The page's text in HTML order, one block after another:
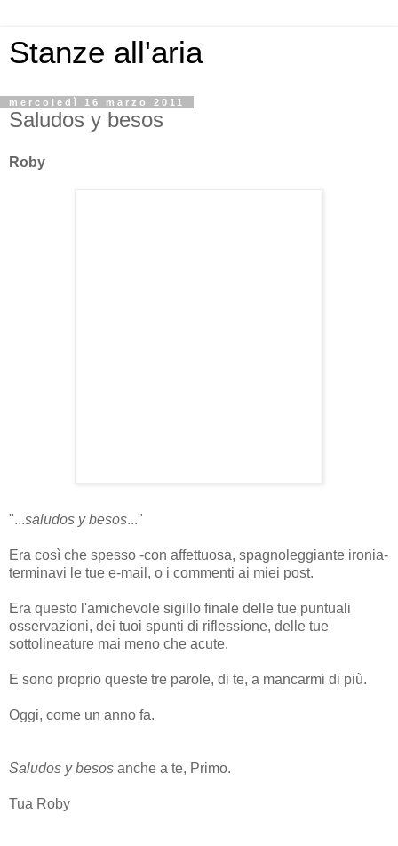
Stanze all'aria
mercoledì 16 marzo 2011
Saludos y besos
Roby
"...saludos y besos..."
Era così che spesso -con affettuosa, spagnoleggiante ironia-
terminavi le tue e-mail, o i commenti ai miei post.
Era questo l'amichevole sigillo finale delle tue puntuali
osservazioni, dei tuoi spunti di riflessione, delle tue
sottolineature mai meno che acute.
E sono proprio queste tre parole, di te, a mancarmi di più.
Oggi, come un anno fa.
Saludos y besos anche a te, Primo.
Tua Roby